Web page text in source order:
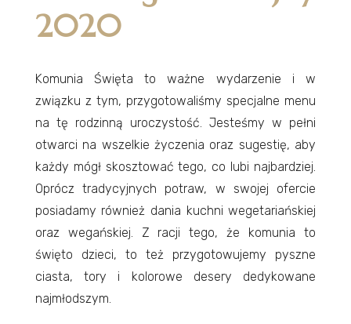
2020
Komunia Święta to ważne wydarzenie i w
związku z tym, przygotowaliśmy specjalne menu
na tę rodzinną uroczystość. Jesteśmy w pełni
otwarci na wszelkie życzenia oraz sugestię, aby
każdy mógł skosztować tego, co lubi najbardziej.
Oprócz tradycyjnych potraw, w swojej ofercie
posiadamy również dania kuchni wegetariańskiej
oraz wegańskiej. Z racji tego, że komunia to
święto dzieci, to też przygotowujemy pyszne
ciasta, tory i kolorowe desery dedykowane
najmłodszym.